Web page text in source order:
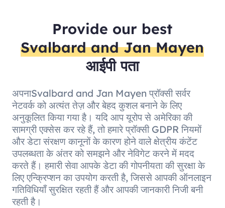
Provide our best
Svalbard and Jan Mayen
आईपी पता
अपनाSvalbard and Jan Mayen प्रॉक्सी सर्वर
नेटवर्क को अत्यंत तेज़ और बेहद कुशल बनाने के लिए
अनुकूलित किया गया है। यदि आप यूरोप से अमेरिका की
सामग्री एक्सेस कर रहे हैं, तो हमारे प्रॉक्सी GDPR नियमों
और डेटा संरक्षण कानूनों के कारण होने वाले क्षेत्रीय कंटेंट
उपलब्धता के अंतर को समझने और नेविगेट करने में मदद
करते हैं। हमारी सेवा आपके डेटा की गोपनीयता की सुरक्षा के
लिए एन्क्रिप्शन का उपयोग करती है, जिससे आपकी ऑनलाइन
गतिविधियाँ सुरक्षित रहती हैं और आपकी जानकारी निजी बनी
रहती है।